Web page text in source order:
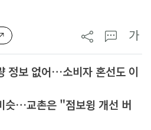
가
정보 없어…소비자 혼선도 이
슷…교촌은 "점보윙 개선 버